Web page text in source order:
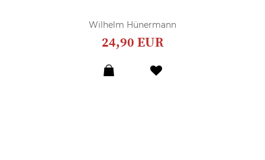
Wilhelm Hünermann
24,90 EUR